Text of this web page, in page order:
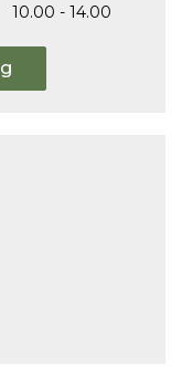
10.00 - 14.00